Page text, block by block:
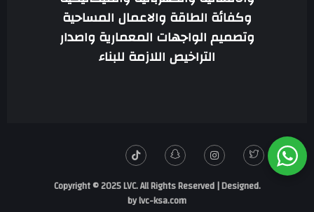
وكفائة الطاقة والاعمال المساحية
وتصميم الواجهات المعمارية واصدار
التراخيص اللازمة للبناء
.Copyright © 2025 LVC. All Rights Reserved | Designed
bylvc-ksa.com